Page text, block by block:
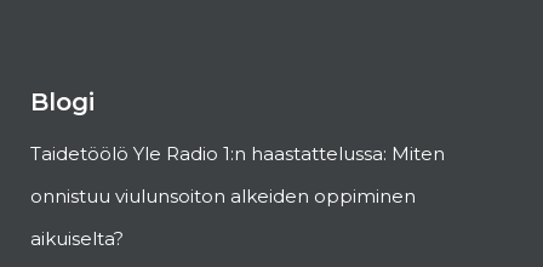
Blogi
Taidetöölö Yle Radio 1:n haastattelussa: Miten
onnistuu viulunsoiton alkeiden oppiminen
aikuiselta?